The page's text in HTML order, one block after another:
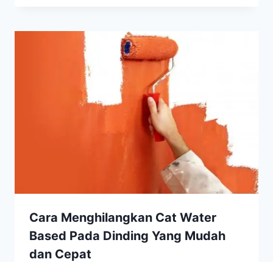
Cara Menghilangkan Cat Water
Based Pada Dinding Yang Mudah
dan Cepat